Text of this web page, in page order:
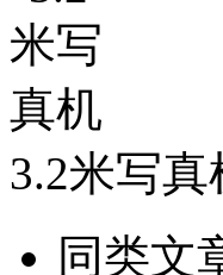
3.2米写真
同类文